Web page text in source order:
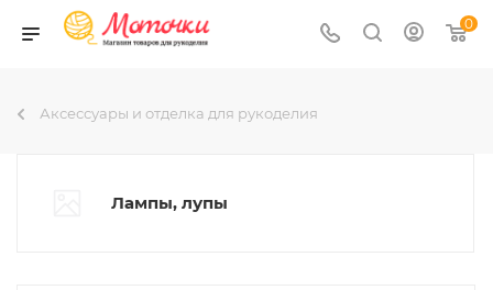
0
Аксессуары и отделка для рукоделия
Лампы, лупы